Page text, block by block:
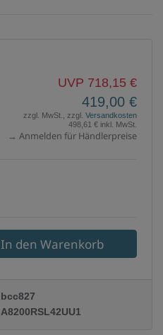
UVP 718,15 €
419,00 €
zzgl. MwSt., zzgl. Versandkosten
498,61 € inkl. MwSt.
→ Anmelden für Händlerpreise
bcc827
A8200RSL42UU1